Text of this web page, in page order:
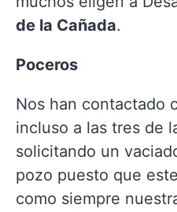
de la Cañada.
Poceros
Nos han contactado
incluso a las tres de
solicitando un
pozo puesto que
como siempre